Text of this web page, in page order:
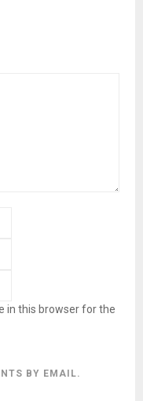
in this browser for the
BY EMAIL.